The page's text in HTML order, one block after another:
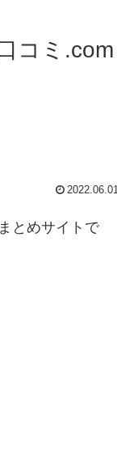
コミ.com
2022.06.01
とめサイトで